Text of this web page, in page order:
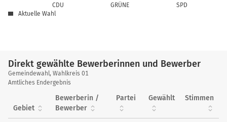
CDU GRÜNE SPD
Aktuelle Wahl
Direkt gewählte Bewerberinnen und Bewerber
Direkt
gewählte
Bewerberinnen
und
Bewerber
Gemeindewahl, Wahlkreis 01
Amtliches Endergebnis
Gebiet
Bewerberin /
Bewerber
Partei Gewählt Stimmen